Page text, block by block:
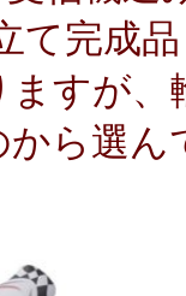
て完成品
すが
から選ん